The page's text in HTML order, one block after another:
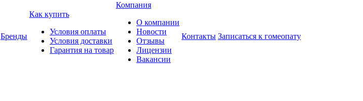
Бренды
Как купить
Условия оплаты
Условия доставки
Гарантия на товар
Компания
О компании
Новости
Отзывы
Лицензии
Вакансии
Контакты Записаться к гомеопату